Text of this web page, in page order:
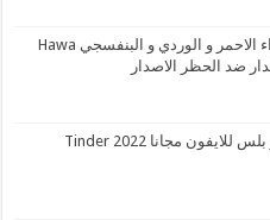
تحميل واتساب حواء الاحمر و الوردي و البنفسجي Hawa
تحميل برنامج تيندر بلس للايفون مجانا 2022 Tinder